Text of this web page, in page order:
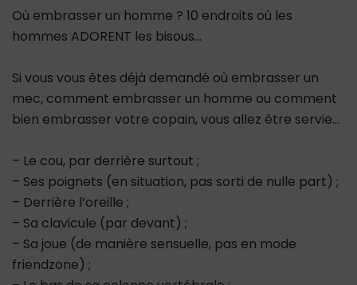
Où embrasser un homme ? 10 endroits où les
hommes ADORENT les bisous…
Si vous vous êtes déjà demandé où embrasser un
mec, comment embrasser un homme ou comment
bien embrasser votre copain, vous allez être servie…
– Le cou, par derrière surtout ;
– Ses poignets (en situation, pas sorti de nulle part) ;
– Derrière l’oreille ;
– Sa clavicule (par devant) ;
– Sa joue (de manière sensuelle, pas en mode
friendzone) ;